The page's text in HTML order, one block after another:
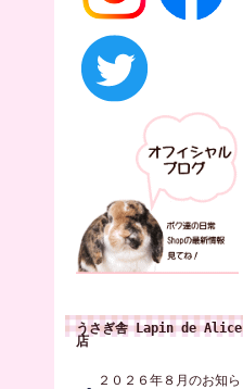
うさぎ舎 Lapin de Alice
店
２０２６年８月のお知ら